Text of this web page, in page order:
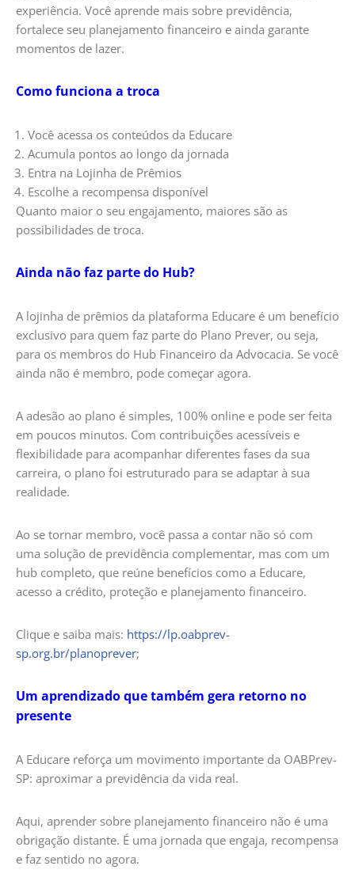
experiência. Você aprende mais sobre previdência,
fortalece seu planejamento financeiro e ainda garante
momentos de lazer.
Como funciona a troca
Você acessa os conteúdos da Educare
Acumula pontos ao longo da jornada
Entra na Lojinha de Prêmios
Escolhe a recompensa disponível
Quanto maior o seu engajamento, maiores são as
possibilidades de troca.
Ainda não faz parte do Hub?
A lojinha de prêmios da plataforma Educare é um benefício
exclusivo para quem faz parte do Plano Prever, ou seja,
para os membros do Hub Financeiro da Advocacia. Se você
ainda não é membro, pode começar agora.
A adesão ao plano é simples, 100% online e pode ser feita
em poucos minutos. Com contribuições acessíveis e
flexibilidade para acompanhar diferentes fases da sua
carreira, o plano foi estruturado para se adaptar à sua
realidade.
Ao se tornar membro, você passa a contar não só com
uma solução de previdência complementar, mas com um
hub completo, que reúne benefícios como a Educare,
acesso a crédito, proteção e planejamento financeiro.
Clique e saiba mais: https://lp.oabprev-
sp.org.br/planoprever;
Um aprendizado que também gera retorno no
presente
A Educare reforça um movimento importante da OABPrev-
SP: aproximar a previdência da vida real.
Aqui, aprender sobre planejamento financeiro não é uma
obrigação distante. É uma jornada que engaja, recompensa
e faz sentido no agora.